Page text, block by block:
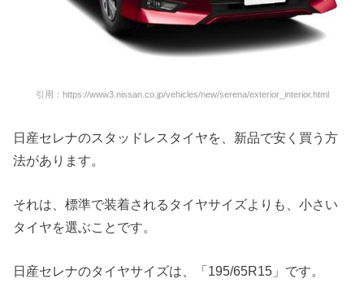
引用：https://www3.nissan.co.jp/vehicles/new/serena/exterior_interior.html
日産セレナのスタッドレスタイヤを、新品で安く買う方
法があります。
それは、標準で装着されるタイヤサイズよりも、小さい
タイヤを選ぶことです。
日産セレナのタイヤサイズは、「195/65R15」です。